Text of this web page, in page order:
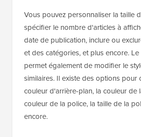
Vous pouvez personnaliser la taille
spécifier le nombre d'articles à
date de publication, inclure ou
et des catégories, et plus encore.
permet également de modifier le
similaires. Il existe des options pour
couleur d'arrière-plan, la couleur de
couleur de la police, la taille de la
encore.